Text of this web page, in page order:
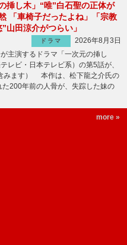
挿し木」“唯”白石聖の正体が
「車椅子だったよね」「宗教
山田涼介がつらい」
ドラマ
2026年8月3日
主演するドラマ「一次元の挿し
レビ・日本テレビ系）の第5話が、
みます） 本作は、松下龍之介氏の
200年前の人骨が、失踪した妹の
more »